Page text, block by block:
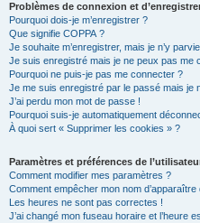
Problèmes de connexion et
Pourquoi dois-je m’enregistrer ?
Que signifie COPPA ?
Je souhaite m’enregistrer, mais je n’y
Je suis enregistré mais je ne peux pas me
Pourquoi ne puis-je pas me connecter ?
Je me suis enregistré par le passé mais je
J’ai perdu mon mot de passe !
Pourquoi suis-je automatiquement
À quoi sert « Supprimer les cookies » ?
Paramètres et préférences de
Comment modifier mes paramètres ?
Comment empêcher mon nom
Les heures ne sont pas correctes !
J’ai changé mon fuseau horaire et l’heure